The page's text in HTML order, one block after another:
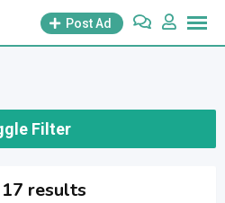
Post Ad
Filter
results